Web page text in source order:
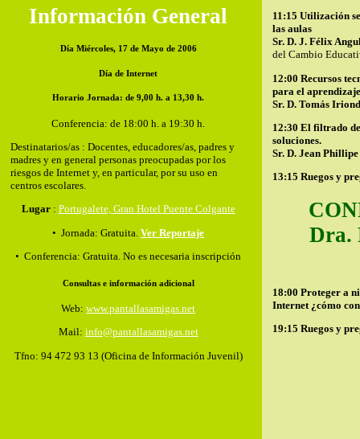
Información General
Día Miércoles, 17 de Mayo de 2006
Día de Internet
Horario Jornada: de 9,00 h. a 13,30 h.
Conferencia: de 18:00 h. a 19:30 h.
Destinatarios/as : Docentes, educadores/as, padres y
madres y en general personas preocupadas por los
riesgos de Internet y, en particular, por su uso en
centros escolares.
Lugar : Portugalete, Gran Hotel Puente Colgante
• Jornada: Gratuita.Ver Reportaje
• Conferencia: Gratuita. No es necesaria inscripción
Consultas e información adicional
Web:www.pantallasamigas.net
Mail: info@pantallasamigas.net
Tfno: 94 472 93 13 (Oficina de Información Juvenil)
11:15 Utilización
las aulas
Sr. D. J. Félix
del Cambio
12:00 Recursos
para el
Sr. D. Tomás
12:30 El filtrado
soluciones.
Sr. D. Jean
13:15 Ruegos y
Dra.
18:00 Proteger a
Internet ¿cómo
19:15 Ruegos y